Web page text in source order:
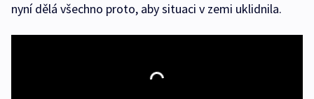
nyní dělá všechno proto, aby situaci v zemi uklidnila.